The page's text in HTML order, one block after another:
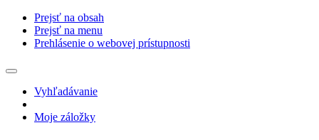
Prejsť na obsah
Prejsť na menu
Prehlásenie o webovej prístupnosti
Vyhľadávanie
Moje záložky